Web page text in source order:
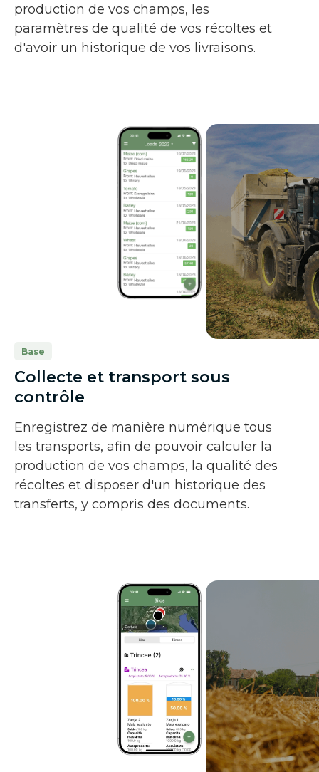
production de vos champs, les
paramètres de qualité de vos récoltes et
d'avoir un historique de vos livraisons.
Base
Collecte et transport sous
contrôle
Enregistrez de manière numérique tous
les transports, afin de pouvoir calculer la
production de vos champs, la qualité des
récoltes et disposer d'un historique des
transferts, y compris des documents.